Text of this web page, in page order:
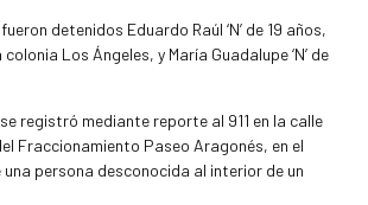
detenidos Eduardo Raúl ‘N’ de 19 años,
Los Ángeles, y María Guadalupe ‘N’ de
registró mediante reporte al 911 en la calle
Fraccionamiento Paseo Aragonés, en el
una persona desconocida al interior de un